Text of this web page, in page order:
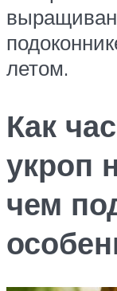
летом.
Как
укроп
чем